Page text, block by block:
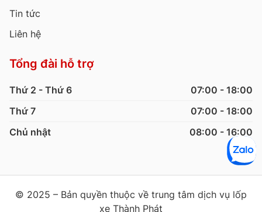
Tin tức
Liên hệ
Tổng đài hỗ trợ
Thứ 2 - Thứ 6
07:00 - 18:00
Thứ 7
07:00 - 18:00
Chủ nhật
08:00 - 16:00
© 2025 – Bản quyền thuộc về trung tâm dịch vụ lốp
xe Thành Phát